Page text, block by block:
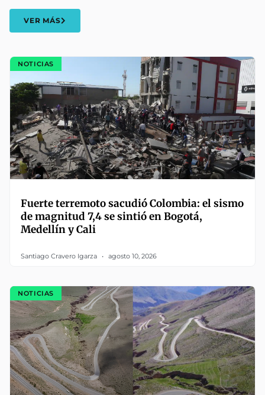
VER MÁS
NOTICIAS
Fuerte terremoto sacudió Colombia: el sismo
de magnitud 7,4 se sintió en Bogotá,
Medellín y Cali
Santiago Cravero Igarza agosto 10, 2026
NOTICIAS